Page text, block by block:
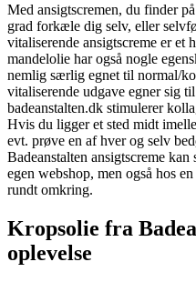
Med ansigtscremen, du finder
grad forkæle dig selv, eller
vitaliserende ansigtscreme er et
mandelolie har også nogle
nemlig særlig egnet til normal/
vitaliserende udgave egner sig
badeanstalten.dk stimulerer
Hvis du ligger et sted midt
evt. prøve en af hver og selv
Badeanstalten ansigtscreme
egen webshop, men også hos
rundt omkring.
Kropsolie fra
oplevelse